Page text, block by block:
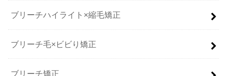
ブリーチハイライト×縮毛矯正
ブリーチ毛×ビビり矯正
ブリーチ矯正